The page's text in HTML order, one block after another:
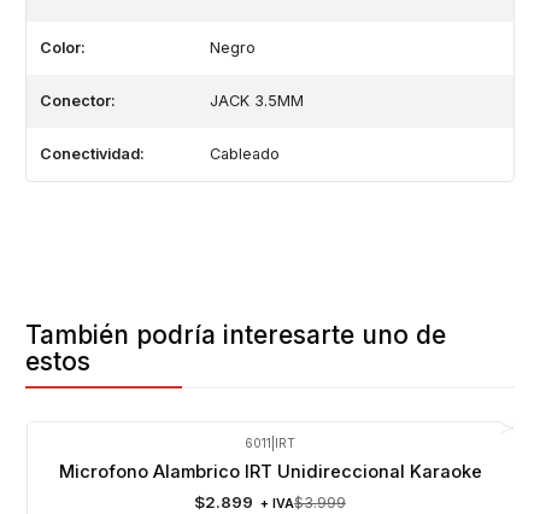
Color: Negro
Conector: JACK 3.5MM
Conectividad: Cableado
También podría interesarte uno de
estos
6011 IRT
Microfono Alambrico IRT Unidireccional Karaoke
$2.899 + IVA$3.999